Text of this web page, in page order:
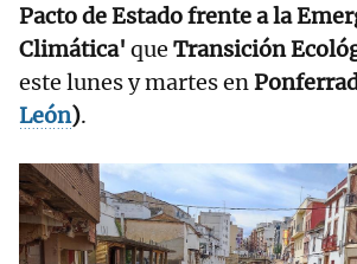
Pacto de Estado frente a la
Climática' que Transición
este lunes y martes en
León).